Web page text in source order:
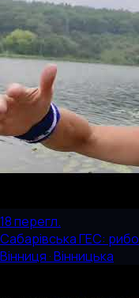
18перегл.
Сабарівська ГЕС:
Вінниця · Вінницька